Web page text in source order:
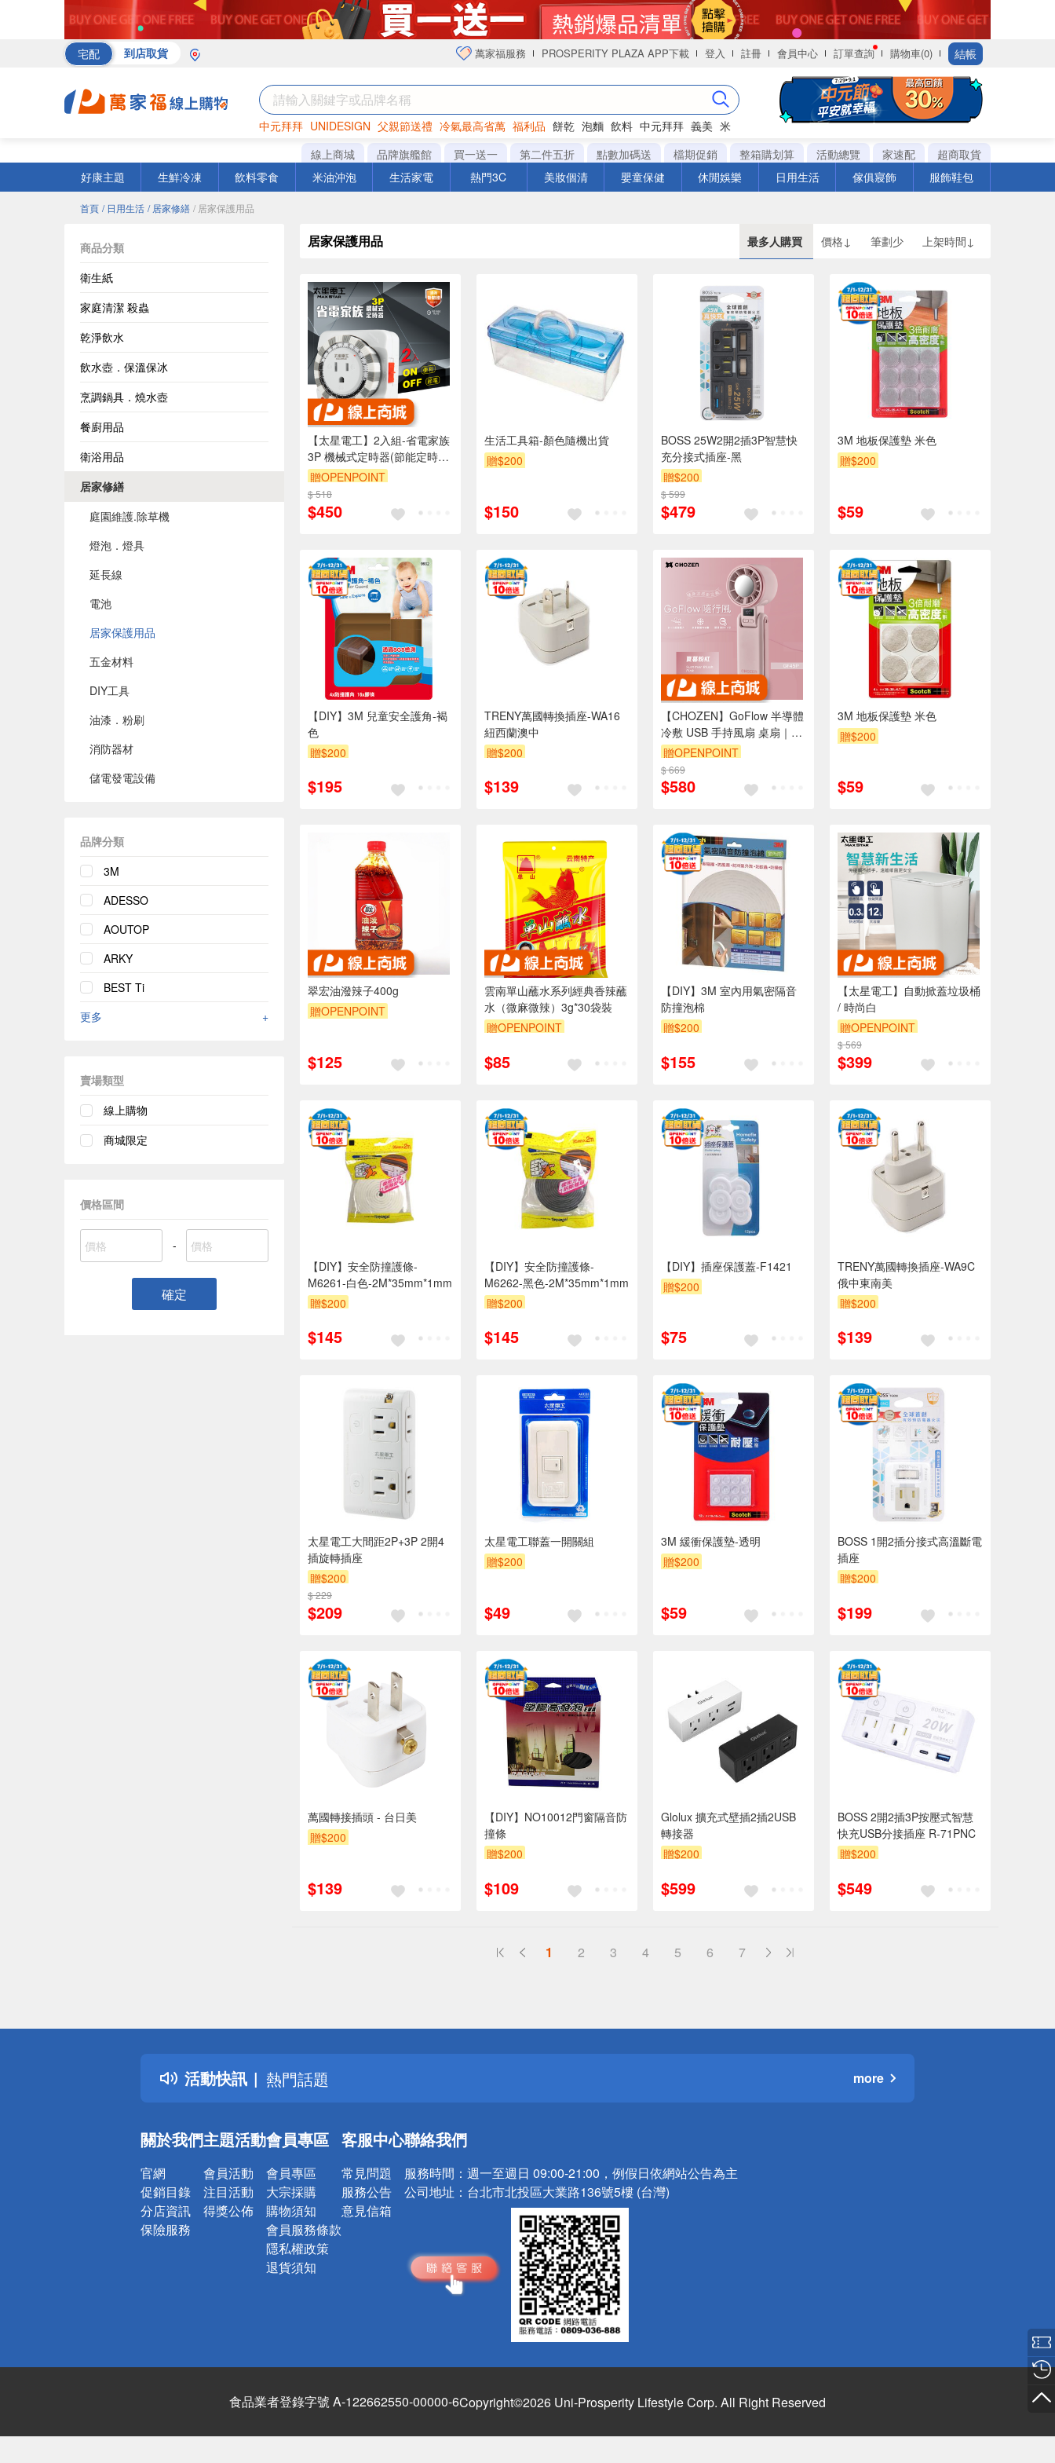
宅配 到店取貨 萬家福服務 PROSPERITY PLAZA APP下載 登入 註冊 會員中心 訂單查詢 購物車(0) 結帳
中元拜拜 UNIDESIGN 父親節送禮 冷氣最高省萬 福利品 餅乾 泡麵 飲料 中元拜拜 義美 米
巧克力 罐頭 衛生紙
線上商城 品牌旗艦館 買一送一 第二件五折 點數加碼送 檔期促銷 整箱購划算 活動總覽 家速配
超商取貨
好康主題
生鮮冷凍 飲料零食 米油沖泡 生活家電 熱門3C 美妝個清 嬰童保健 休閒娛樂 日用生活 傢俱寢飾 服飾鞋包
首頁 / 日用生活 / 居家修繕 / 居家保護用品
商品分類
衛生紙
家庭清潔 殺蟲
乾淨飲水
飲水壺．保溫保冰
烹調鍋具．燒水壺
餐廚用品
衛浴用品
居家修繕
庭園維護.除草機
燈泡．燈具
延長線
電池
居家保護用品
五金材料
DIY工具
油漆．粉刷
消防器材
儲電發電設備
品牌分類
3M
ADESSO
AOUTOP
ARKY
BEST Ti
更多
+
賣場類型
線上購物
商城限定
價格區間
-
確定
居家保護用品 最多人購買 價格↓ 筆劃少 上架時間↓
【太星電工】2入組-省電家族
3P 機械式定時器(節能定時｜
省電小幫手)
贈OPENPOINT
$ 518
$450
生活工具箱-顏色隨機出貨
贈$200
$150
BOSS 25W2開2插3P智慧快
充分接式插座-黑
贈$200
$ 599
$479
3M 地板保護墊 米色
贈$200
$59
【DIY】3M 兒童安全護角-褐
色
贈$200
$195
TRENY萬國轉換插座-WA16
紐西蘭澳中
贈$200
$139
【CHOZEN】GoFlow 半導體
冷敷 USB 手持風扇 桌扇｜強
風 / 折疊掛脖 / 長續航—夏暮
粉紅
贈OPENPOINT
$ 669
$580
3M 地板保護墊 米色
贈$200
$59
翠宏油潑辣子400g
贈OPENPOINT
$125
雲南單山蘸水系列經典香辣蘸
水（微麻微辣）3g*30袋裝
贈OPENPOINT
$85
【DIY】3M 室內用氣密隔音
防撞泡棉
贈$200
$155
【太星電工】自動掀蓋垃圾桶
/ 時尚白
贈OPENPOINT
$ 569
$399
【DIY】安全防撞護條-
M6261-白色-2M*35mm*1mm
贈$200
$145
【DIY】安全防撞護條-
M6262-黑色-2M*35mm*1mm
贈$200
$145
【DIY】插座保護蓋-F1421
贈$200
$75
TRENY萬國轉換插座-WA9C
俄中東南美
贈$200
$139
太星電工大間距2P+3P 2開4
插旋轉插座
贈$200
$ 229
$209
太星電工聯蓋一開關組
贈$200
$49
3M 緩衝保護墊-透明
贈$200
$59
BOSS 1開2插分接式高溫斷電
插座
贈$200
$199
萬國轉接插頭 - 台日美
贈$200
$139
【DIY】NO10012門窗隔音防
撞條
贈$200
$109
Glolux 擴充式壁插2插2USB
轉接器
贈$200
$599
BOSS 2開2插3P按壓式智慧
快充USB分接插座 R-71PNC
贈$200
$549
1 2 3 4 5 6 7
活動快訊
詐騙網頁！請小心！
得獎公告
熱門話題
銀行優惠
詐騙網頁！請小心！
more
關於我們
官網
促銷目錄
分店資訊
保險服務
主題活動
會員活動
注目活動
得獎公佈
會員專區
會員專區
大宗採購
購物須知
會員服務條款
隱私權政策
退貨須知
客服中心
常見問題
服務公告
意見信箱
聯絡我們
服務時間： 週一至週日 09:00-21:00，例假日依網站公告為主
公司地址： 台北市北投區大業路136號5樓 (台灣)
食品業者登錄字號 A-122662550-00000-6Copyright©2026 Uni-Prosperity Lifestyle Corp. All Right Reserved